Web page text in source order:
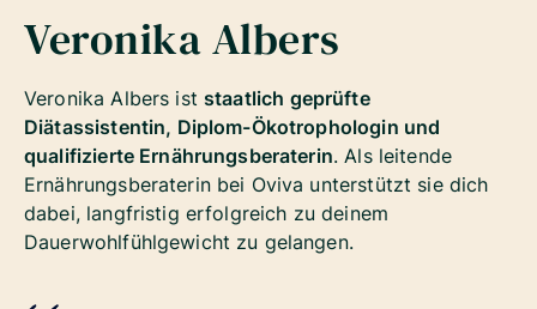
Veronika Albers
Veronika Albers ist staatlich geprüfte
Diätassistentin, Diplom-Ökotrophologin und
qualifizierte Ernährungsberaterin. Als leitende
Ernährungsberaterin bei Oviva unterstützt sie dich
dabei, langfristig erfolgreich zu deinem
Dauerwohlfühlgewicht zu gelangen.